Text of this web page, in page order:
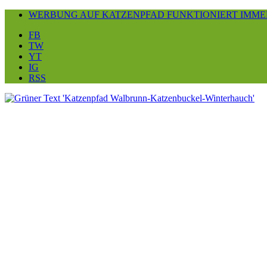
WERBUNG AUF KATZENPFAD FUNKTIONIERT
FB
TW
YT
IG
RSS